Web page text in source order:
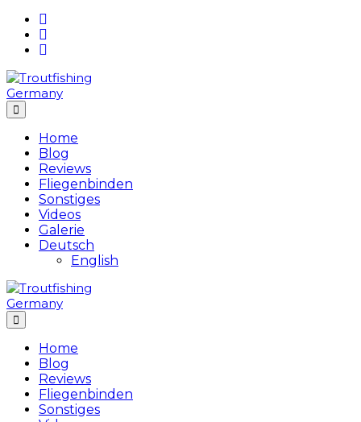
Skip
content
Home
Blog
Reviews
Fliegenbinden
Sonstiges
Videos
Galerie
Deutsch
English
Home
Blog
Reviews
Fliegenbinden
Sonstiges